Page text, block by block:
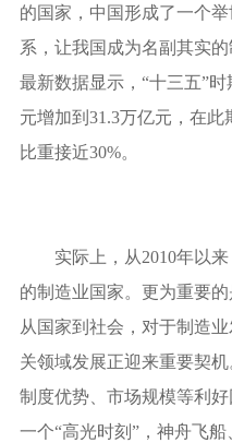
的国家，中国形成了一个
系，让我国成为名副其实
最新数据显示，“十三五”
元增加到31.3万亿元，在
比重接近30%。
实际上，从2010年以来
的制造业国家。更为重要
从国家到社会，对于制造
关领域发展正迎来重要契
制度优势、市场规模等利
一个“高光时刻”，神舟飞